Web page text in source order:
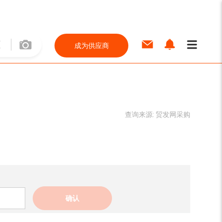
成为供应商
查询来源: 贸发网采购
确认